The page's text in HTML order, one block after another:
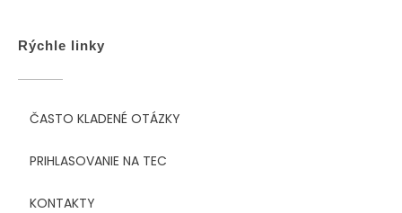
Rýchle linky
ČASTO KLADENÉ OTÁZKY
PRIHLASOVANIE NA TEC
KONTAKTY